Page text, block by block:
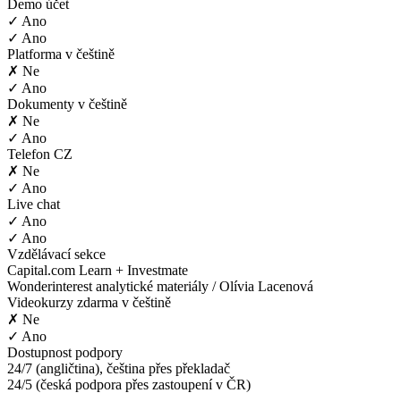
Demo účet
✓ Ano
✓ Ano
Platforma v češtině
✗ Ne
✓ Ano
Dokumenty v češtině
✗ Ne
✓ Ano
Telefon CZ
✗ Ne
✓ Ano
Live chat
✓ Ano
✓ Ano
Vzdělávací sekce
Capital.com Learn + Investmate
Wonderinterest analytické materiály / Olívia Lacenová
Videokurzy zdarma v češtině
✗ Ne
✓ Ano
Dostupnost podpory
24/7 (angličtina), čeština přes překladač
24/5 (česká podpora přes zastoupení v ČR)